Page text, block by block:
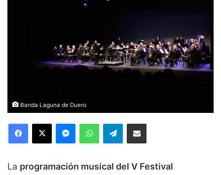
Banda Laguna de Duero
Facebook
X MessengerWhatsAppTelegramCompartir via Email
La programación musical del V Festival